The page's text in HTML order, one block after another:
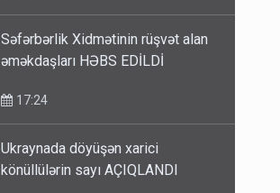
Səfərbərlik Xidmətinin rüşvət alan
əməkdaşları HƏBS EDİLDİ
17:24
Ukraynada döyüşən xarici
könüllülərin sayı AÇIQLANDI